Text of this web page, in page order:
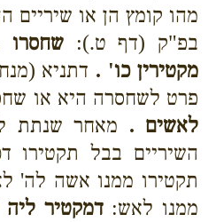
מהו קומץ הן או שיריים
בפ"ק (דף ט.): שחסרו
מקטירין כו' . דתניא
פרט לשחסרה היא או
לאשים . מאחר שנתת
השיריים בבל תקטירו
תקטירו ממנו אשה לה'
ממנו לאש:דמקטיר